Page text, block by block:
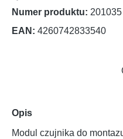
Numer produktu: 201035
EAN: 4260742833540
Opis
Modul czujnika do